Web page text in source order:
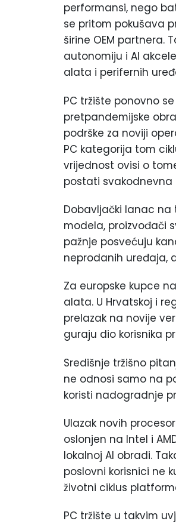
performansi, nego
se pritom pokušava
širine OEM partnera.
autonomiju i AI
alata i perifernih
PC tržište ponovno
pretpandemijske
podrške za noviji
PC kategorija tom
vrijednost ovisi o
postati svakodnevna
Dobavljački lanac na
modela, proizvođači
pažnje posvećuju
neprodanih uređaja,
Za europske kupce
alata. U Hrvatskoj i
prelazak na novije
guraju dio korisnika
Središnje tržišno
ne odnosi samo na
koristi nadogradnje
Ulazak novih
oslonjen na Intel i
lokalnoj AI obradi.
poslovni korisnici ne
životni ciklus
PC tržište u takvim